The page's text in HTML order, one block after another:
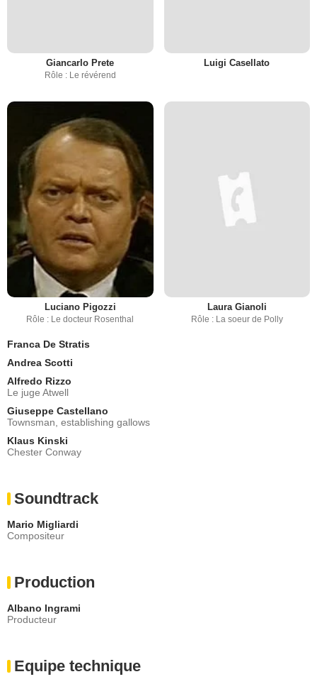
Giancarlo Prete
Rôle : Le révérend
Luigi Casellato
Luciano Pigozzi
Rôle : Le docteur Rosenthal
Laura Gianoli
Rôle : La soeur de Polly
Franca De Stratis
Andrea Scotti
Alfredo Rizzo
Le juge Atwell
Giuseppe Castellano
Townsman, establishing gallows
Klaus Kinski
Chester Conway
Soundtrack
Mario Migliardi
Compositeur
Production
Albano Ingrami
Producteur
Equipe technique